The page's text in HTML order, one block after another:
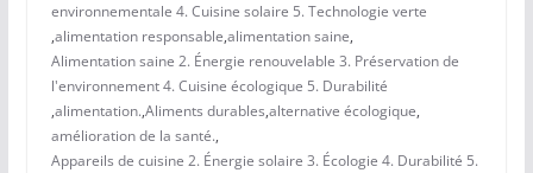
environnementale 4. Cuisine solaire 5. Technologie verte
,alimentation responsable,alimentation saine,
Alimentation saine 2. Énergie renouvelable 3. Préservation de
l'environnement 4. Cuisine écologique 5. Durabilité
,alimentation.,Aliments durables,alternative écologique,
amélioration de la santé.,
Appareils de cuisine 2. Énergie solaire 3. Écologie 4. Durabilité 5.